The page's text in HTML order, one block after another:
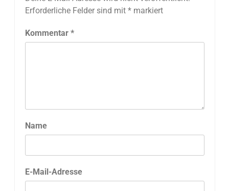
Erforderliche Felder sind mit *markiert
Kommentar *
Name
E-Mail-Adresse